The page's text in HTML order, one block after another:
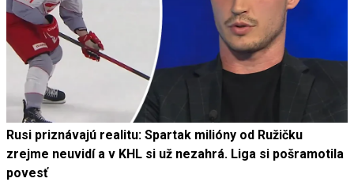
Rusi priznávajú realitu: Spartak milióny od Ružičku
zrejme neuvidí a v KHL si už nezahrá. Liga si pošramotila
povesť